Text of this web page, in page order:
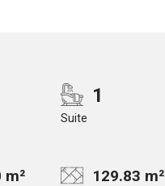
1
Suite
m² 129.83 m²